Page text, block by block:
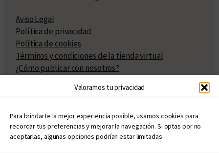
Valoramos tu privacidad
Para brindarte la mejor experiencia posible, usamos cookies para
recordar tus preferencias y mejorar la navegación. Si optas por no
aceptarlas, algunas opciones podrían estar limitadas.
Aviso Legal
Política de privacidad
Política de cookies
Términos y condiciones de la tienda virtual
¿Cómo publicar con nosotros?
Políticas de publicación
Políticas de coedición
Atribuciones